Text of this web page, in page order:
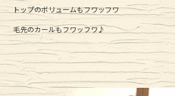
トップのボリュームもフワッフワ
毛先のカールもフワッフワ♪